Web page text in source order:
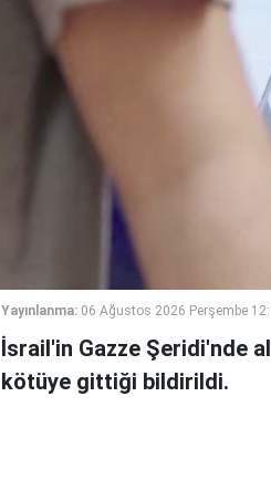
Yayınlanma: 06 Ağustos 2026 Perşembe
İsrail'in Gazze Şeridi'nde
kötüye gittiği bildirildi.